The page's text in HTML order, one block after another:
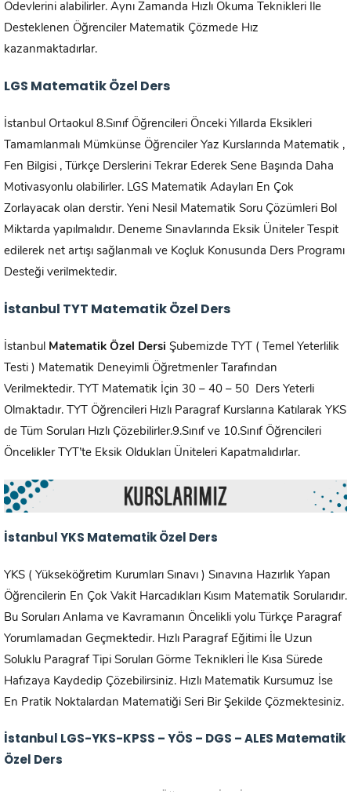
Ödevlerini alabilirler. Aynı Zamanda Hızlı Okuma Teknikleri İle
Desteklenen Öğrenciler Matematik Çözmede Hız
kazanmaktadırlar.
LGS Matematik Özel Ders
İstanbul Ortaokul 8.Sınıf Öğrencileri Önceki Yıllarda Eksikleri
Tamamlanmalı Mümkünse Öğrenciler Yaz Kurslarında Matematik ,
Fen Bilgisi , Türkçe Derslerini Tekrar Ederek Sene Başında Daha
Motivasyonlu olabilirler. LGS Matematik Adayları En Çok
Zorlayacak olan derstir. Yeni Nesil Matematik Soru Çözümleri Bol
Miktarda yapılmalıdır. Deneme Sınavlarında Eksik Üniteler Tespit
edilerek net artışı sağlanmalı ve Koçluk Konusunda Ders Programı
Desteği verilmektedir.
İstanbul TYT Matematik Özel Ders
İstanbul Matematik Özel Dersi Şubemizde TYT ( Temel Yeterlilik
Testi ) Matematik Deneyimli Öğretmenler Tarafından
Verilmektedir. TYT Matematik İçin 30 – 40 – 50 Ders Yeterli
Olmaktadır. TYT Öğrencileri Hızlı Paragraf Kurslarına Katılarak YKS
de Tüm Soruları Hızlı Çözebilirler.9.Sınıf ve 10.Sınıf Öğrencileri
Öncelikler TYT’te Eksik Oldukları Üniteleri Kapatmalıdırlar.
İstanbul YKS Matematik Özel Ders
YKS ( Yükseköğretim Kurumları Sınavı ) Sınavına Hazırlık Yapan
Öğrencilerin En Çok Vakit Harcadıkları Kısım Matematik Sorularıdır.
Bu Soruları Anlama ve Kavramanın Öncelikli yolu Türkçe Paragraf
Yorumlamadan Geçmektedir. Hızlı Paragraf Eğitimi İle Uzun
Soluklu Paragraf Tipi Soruları Görme Teknikleri İle Kısa Sürede
Hafızaya Kaydedip Çözebilirsiniz. Hızlı Matematik Kursumuz İse
En Pratik Noktalardan Matematiği Seri Bir Şekilde Çözmektesiniz.
İstanbul LGS-YKS-KPSS – YÖS – DGS – ALES Matematik
Özel Ders